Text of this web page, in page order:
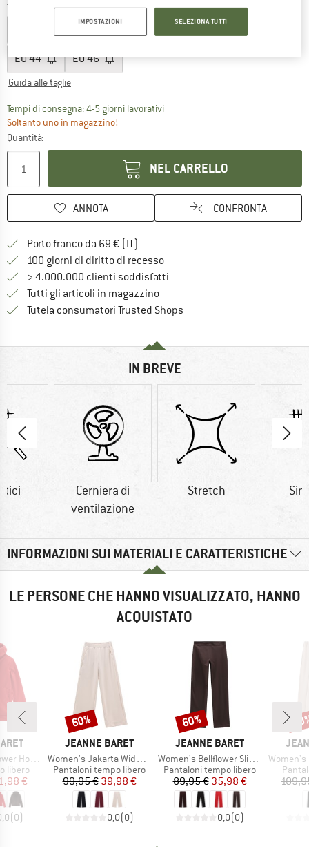
Taglia: EU 40
EU44 EU46
Guida alle taglie
Tempi di consegna: 4-5 giorni lavorativiIl link si apre in una casella
Soltanto uno in magazzino!
Quantità:
NEL CARRELLO
ANNOTA CONFRONTA
Porto franco da 69 € (IT)
100 giorni di diritto di recessoVai alla politica di recesso qui
> 4.000.000 clienti soddisfatti
Tutti gli articoli in magazzino
Tutela consumatori Trusted Shops
IN BREVE
Cerniera di
ventilazione
Stretch
INFORMAZIONI SUI MATERIALI E CARATTERISTICHE
LE PERSONE CHE HANNO VISUALIZZATO, HANNO
ACQUISTATO
Jacket
libero
ridotto
€
(0)
MARCHIO
JEANNE BARET
Articolo
Women's Jakarta Wide Leg Pant
Gruppo di prodotti
Pantaloni tempo libero
Prezzo
99,95 €Prezzo ridotto
39,98 €
0,0(0)
Sconto
60%
MARCHIO
JEANNE BARET
Articolo
Women's Bellflower Slim Pant
Gruppo di prodotti
Pantaloni tempo libero
Prezzo
89,95 €Prezzo ridotto
35,98 €
0,0(0)
Sconto
60%
Articolo
Women's
IMPOSTAZIONI SELEZIONA TUTTI